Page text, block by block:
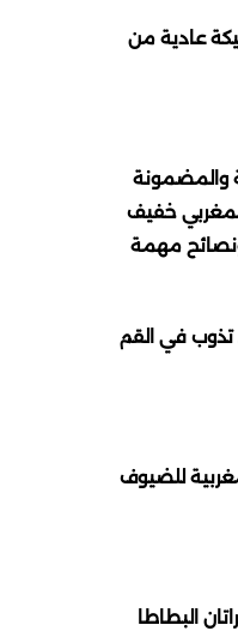
عادية من
والمضمونة
المغربي خفيف
ونصائح مهمة
تذوب في القم
للضيوف
البطاطا